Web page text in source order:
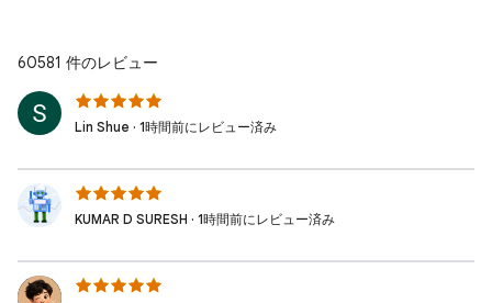
60581 件のレビュー
Lin Shue · 1時間前にレビュー済み
KUMAR D SURESH · 1時間前にレビュー済み